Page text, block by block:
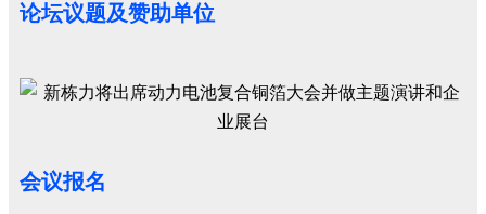
论坛议题及赞助单位
会议报名